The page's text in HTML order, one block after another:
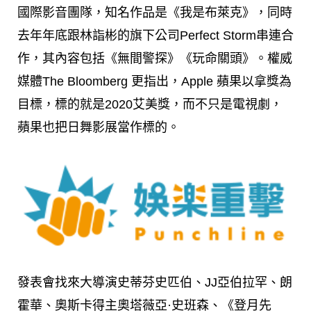
國際影音團隊，知名作品是《我是布萊克》，同時
去年年底跟林詣彬的旗下公司Perfect Storm串連合
作，其內容包括《無間警探》《玩命關頭》。權威
媒體The Bloomberg 更指出，Apple 蘋果以拿獎為
目標，標的就是2020艾美獎，而不只是電視劇，
蘋果也把日舞影展當作標的。
發表會找來大導演史蒂芬史匹伯、JJ亞伯拉罕、朗
霍華、奧斯卡得主奧塔薇亞·史班森、《登月先